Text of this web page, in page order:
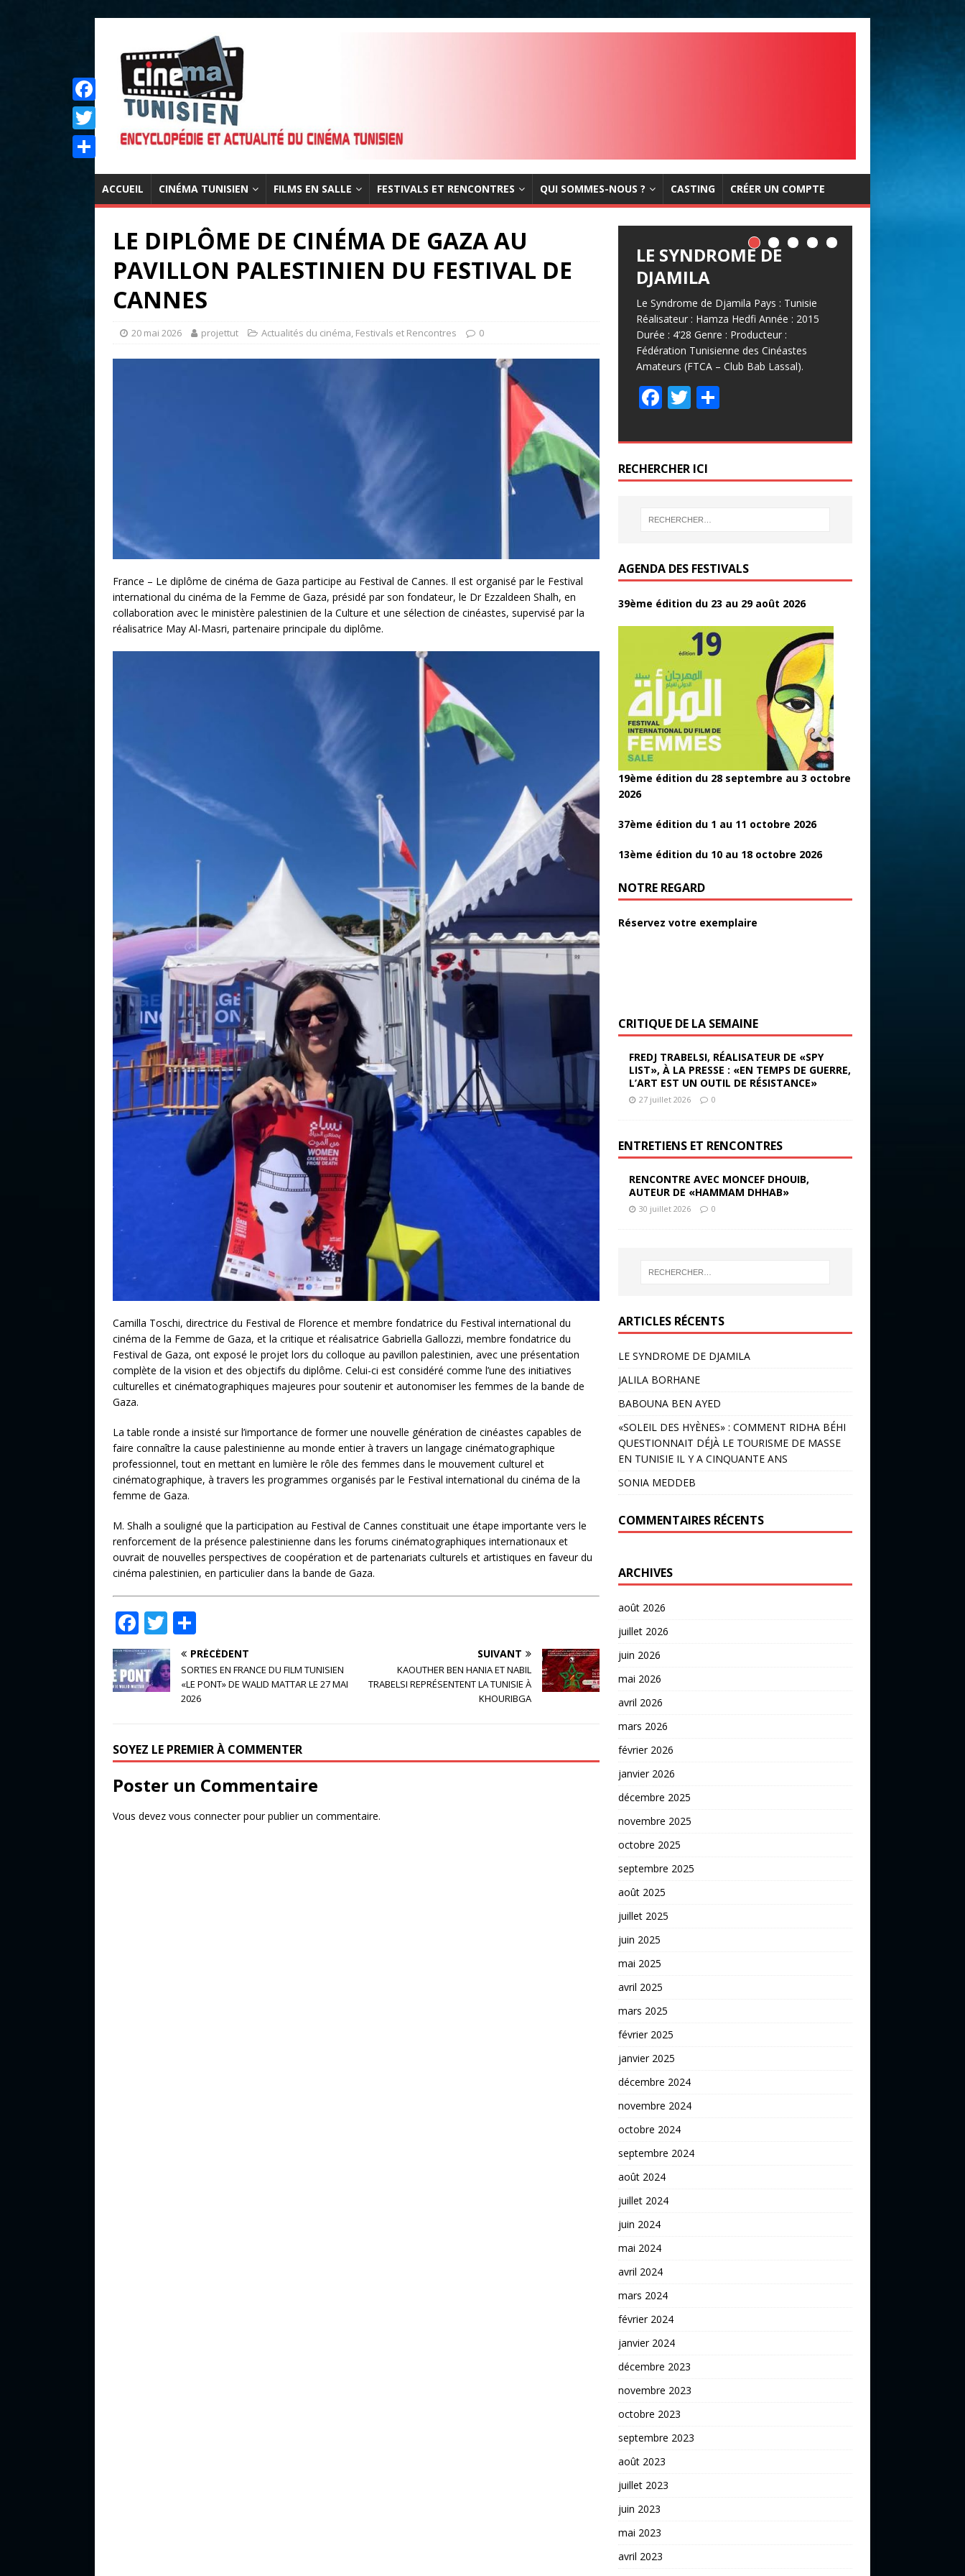
ACCUEIL CINÉMA TUNISIEN FILMS EN SALLE FESTIVALS ET RENCONTRES QUI SOMMES-NOUS ? CASTING CRÉER UN COMPTE
LE DIPLÔME DE CINÉMA DE GAZA AU
PAVILLON PALESTINIEN DU FESTIVAL DE
CANNES
20 mai 2026 projettut Actualités du cinéma, Festivals et Rencontres 0
France – Le diplôme de cinéma de Gaza participe au Festival de Cannes. Il est organisé par le Festival
international du cinéma de la Femme de Gaza, présidé par son fondateur, le Dr Ezzaldeen Shalh, en
collaboration avec le ministère palestinien de la Culture et une sélection de cinéastes, supervisé par la
réalisatrice May Al-Masri, partenaire principale du diplôme.
Camilla Toschi, directrice du Festival de Florence et membre fondatrice du Festival international du
cinéma de la Femme de Gaza, et la critique et réalisatrice Gabriella Gallozzi, membre fondatrice du
Festival de Gaza, ont exposé le projet lors du colloque au pavillon palestinien, avec une présentation
complète de la vision et des objectifs du diplôme. Celui-ci est considéré comme l’une des initiatives
culturelles et cinématographiques majeures pour soutenir et autonomiser les femmes de la bande de
Gaza.
La table ronde a insisté sur l’importance de former une nouvelle génération de cinéastes capables de
faire connaître la cause palestinienne au monde entier à travers un langage cinématographique
professionnel, tout en mettant en lumière le rôle des femmes dans le mouvement culturel et
cinématographique, à travers les programmes organisés par le Festival international du cinéma de la
femme de Gaza.
M. Shalh a souligné que la participation au Festival de Cannes constituait une étape importante vers le
renforcement de la présence palestinienne dans les forums cinématographiques internationaux et
ouvrait de nouvelles perspectives de coopération et de partenariats culturels et artistiques en faveur du
cinéma palestinien, en particulier dans la bande de Gaza.
F
a
c
e
o
o
k
T
w
it
te
ar
ta
g
r
PRÉCÉDENT
SORTIES EN FRANCE DU FILM TUNISIEN
«LE PONT» DE WALID MATTAR LE 27 MAI
2026
SUIVANT
KAOUTHER BEN HANIA ET NABIL
TRABELSI REPRÉSENTENT LA TUNISIE À
KHOURIBGA
SOYEZ LE PREMIER À COMMENTER
Poster un Commentaire
Vous devez vous connecterpour publier un commentaire.
F
a
c
T
LE SYNDROME DE
DJAMILA
Le Syndrome de Djamila Pays : Tunisie
Réalisateur : Hamza Hedfi Année : 2015
Durée : 4’28 Genre : Producteur :
Fédération Tunisienne des Cinéastes
Amateurs (FTCA – Club Bab Lassal).
F
e
b
o
o
T
itt
er
P
ta
er
RECHERCHER ICI
AGENDA DES FESTIVALS
39ème édition du 23 au 29 août 2026
19ème édition du 28 septembre au 3 octobre
2026
37ème édition du 1 au 11 octobre 2026
13ème édition du 10 au 18 octobre 2026
NOTRE REGARD
Réservez votre exemplaire
CRITIQUE DE LA SEMAINE
FREDJ TRABELSI, RÉALISATEUR DE «SPY
LIST», À LA PRESSE : «EN TEMPS DE GUERRE,
L’ART EST UN OUTIL DE RÉSISTANCE»
27 juillet 2026 0
ENTRETIENS ET RENCONTRES
RENCONTRE AVEC MONCEF DHOUIB,
AUTEUR DE «HAMMAM DHHAB»
30 juillet 2026 0
ARTICLES RÉCENTS
LE SYNDROME DE DJAMILA
JALILA BORHANE
BABOUNA BEN AYED
«SOLEIL DES HYÈNES» : COMMENT RIDHA BÉHI
QUESTIONNAIT DÉJÀ LE TOURISME DE MASSE
EN TUNISIE IL Y A CINQUANTE ANS
SONIA MEDDEB
COMMENTAIRES RÉCENTS
ARCHIVES
août 2026
juillet 2026
juin 2026
mai 2026
avril 2026
mars 2026
février 2026
janvier 2026
décembre 2025
novembre 2025
octobre 2025
septembre 2025
août 2025
juillet 2025
juin 2025
mai 2025
avril 2025
mars 2025
février 2025
janvier 2025
décembre 2024
novembre 2024
octobre 2024
septembre 2024
août 2024
juillet 2024
juin 2024
mai 2024
avril 2024
mars 2024
février 2024
janvier 2024
décembre 2023
novembre 2023
octobre 2023
septembre 2023
août 2023
juillet 2023
juin 2023
mai 2023
avril 2023